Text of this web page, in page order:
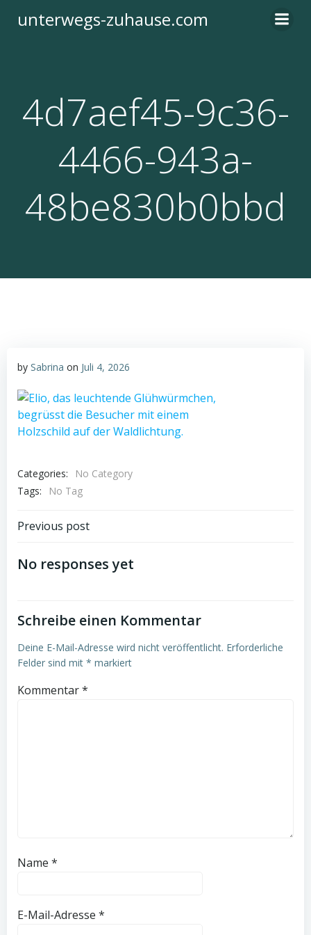
Inhalt
unterwegs-zuhause.com
4d7aef45-9c36-
4466-943a-
48be830b0bbd
by Sabrina on Juli 4, 2026
Categories:
No Category
Tags:
No Tag
Post
navigation
Previous post
No responses yet
Schreibe einen Kommentar
Deine E-Mail-Adresse wird nicht veröffentlicht. Erforderliche
Felder sind mit * markiert
Kommentar*
Name *
E-Mail-Adresse *